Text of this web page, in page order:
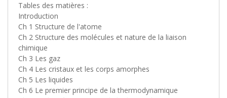
Tables des matières :
Introduction
Ch 1 Structure de l'atome
Ch 2 Structure des molécules et nature de la liaison
chimique
Ch 3 Les gaz
Ch 4 Les cristaux et les corps amorphes
Ch 5 Les liquides
Ch 6 Le premier principe de la thermodynamique